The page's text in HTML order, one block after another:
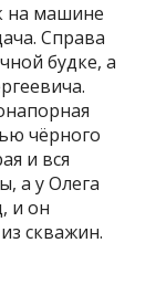
на машине
Справа
будке, а
чёрного
и вся
а у Олега
и он
скважин.